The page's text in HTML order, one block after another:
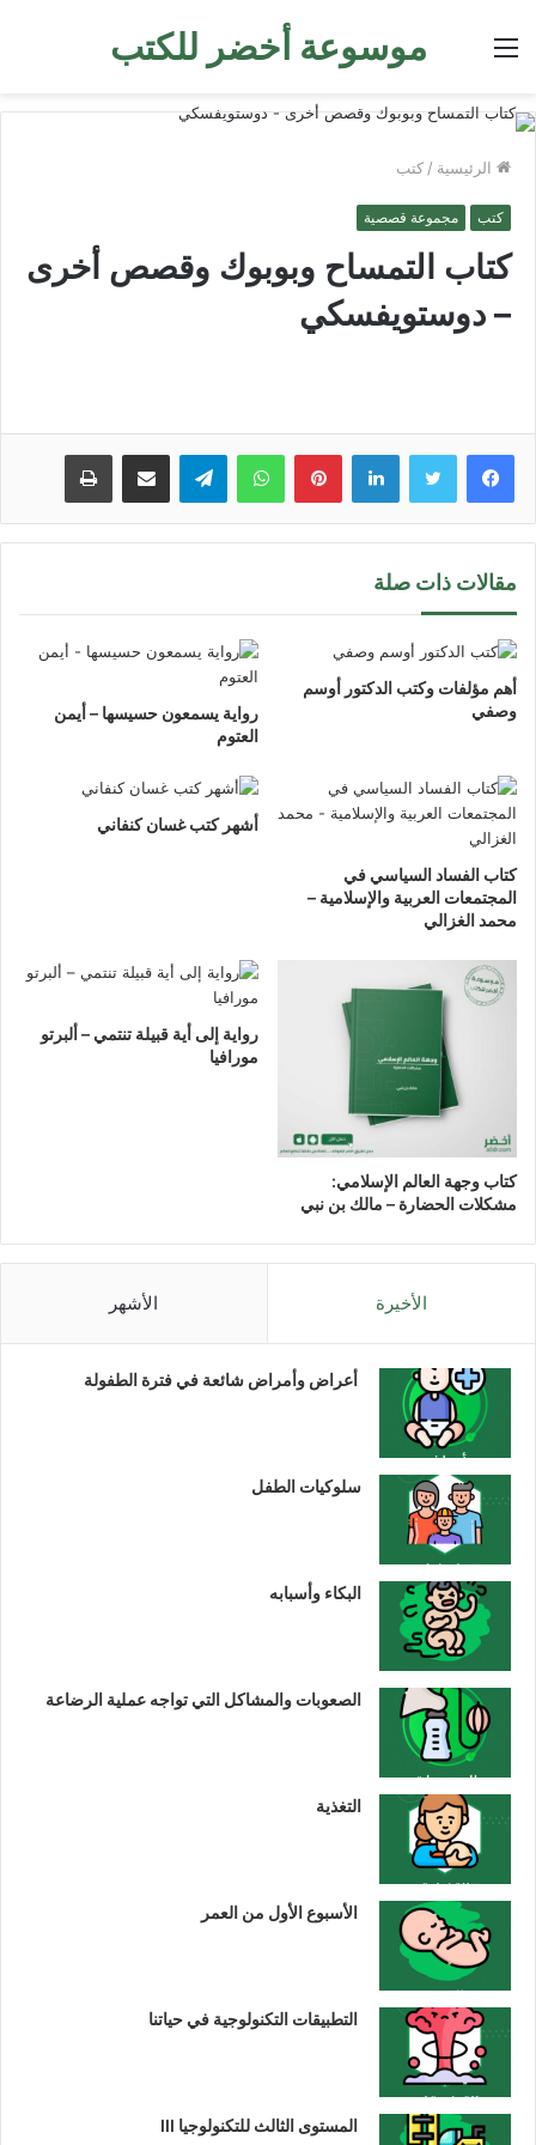
موسوعة أخضر للكتب القائمة
الرئيسية / كتب
كتب مجموعة قصصية
كتاب التمساح وبوبوك وقصص أخرى
– دوستويفسكي
لينكدإن بينتيريستواتساب تيلقرام مشاركة عبر البريد طباعة
مقالات ذات صلة
أهم مؤلفات وكتب الدكتور أوسم
وصفي
رواية يسمعون حسيسها – أيمن
العتوم
كتاب الفساد السياسي في
المجتمعات العربية والإسلامية –
محمد الغزالي
أشهر كتب غسان كنفاني
كتاب وجهة العالم الإسلامي:
مشكلات الحضارة – مالك بن نبي
رواية إلى أية قبيلة تنتمي – ألبرتو
مورافيا
الأخيرة الأشهر
أعراض وأمراض شائعة في فترة الطفولة
سلوكيات الطفل
البكاء وأسبابه
الصعوبات والمشاكل التي تواجه عملية الرضاعة
التغذية
الأسبوع الأول من العمر
التطبيقات التكنولوجية في حياتنا
المستوى الثالث للتكنولوجيا III